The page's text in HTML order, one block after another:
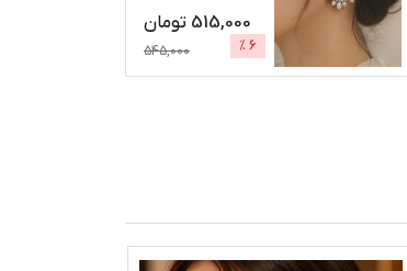
515,000 تومان
6
%
545,000